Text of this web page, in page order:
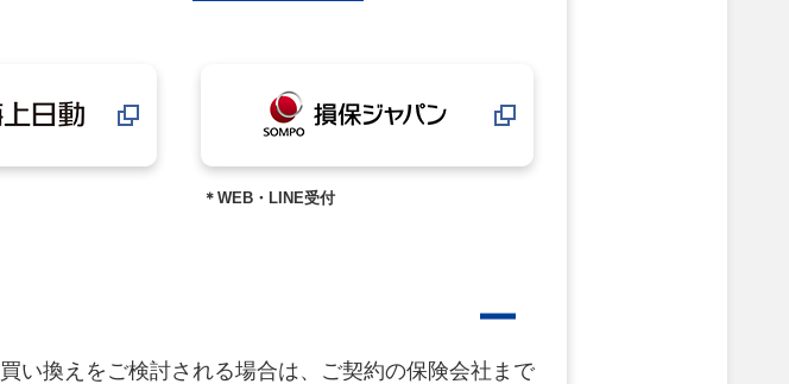
＊WEB・LINE受付
い換えをご検討される場合は、ご契約の保険会社まで